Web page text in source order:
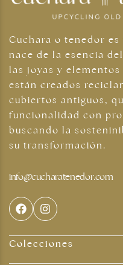
Cuchara o tenedor
nace de la esencia
las joyas y
están creados
cubiertos antiguos,
funcionalidad con
buscando la
su transformación.
info@cucharatenedor.com
Colecciones